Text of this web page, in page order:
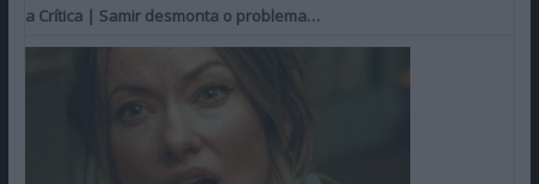
a Crítica | Samir desmonta o problema…